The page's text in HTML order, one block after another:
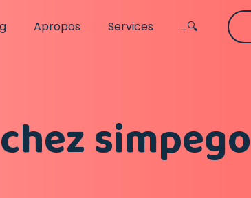
Apropos Services ...🔍
simpego